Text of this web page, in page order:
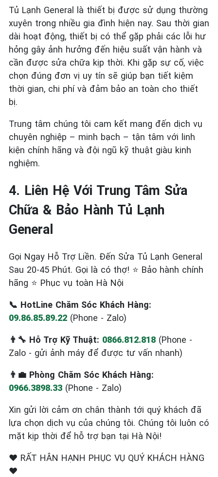
Tủ Lạnh General là thiết bị được sử dụng thường
xuyên trong nhiều gia đình hiện nay. Sau thời gian
dài hoạt động, thiết bị có thể gặp phải các lỗi hư
hỏng gây ảnh hưởng đến hiệu suất vận hành và
cần được sửa chữa kịp thời. Khi gặp sự cố, việc
chọn đúng đơn vị uy tín sẽ giúp bạn tiết kiệm
thời gian, chi phí và đảm bảo an toàn cho thiết
bị.
Trung tâm chúng tôi cam kết mang đến dịch vụ
chuyên nghiệp – minh bạch – tận tâm với linh
kiện chính hãng và đội ngũ kỹ thuật giàu kinh
nghiệm.
4. Liên Hệ Với Trung Tâm Sửa
Chữa & Bảo Hành Tủ Lạnh
General
Gọi Ngay Hỗ Trợ Liền. Đến Sửa Tủ Lạnh General
Sau 20-45 Phút. Gọi là có thợ! ⭐ Bảo hành chính
hãng ⭐ Phục vụ toàn Hà Nội
📞 HotLine Chăm Sóc Khách Hàng:
09.86.85.89.22 (Phone - Zalo)
👨‍🔧 Hỗ Trợ Kỹ Thuật: 0866.812.818 (Phone -
Zalo - gửi ảnh máy để được tư vấn nhanh)
👨‍💼 Phòng Chăm Sóc Khách Hàng:
0966.3898.33 (Phone - Zalo)
Xin gửi lời cảm ơn chân thành tới quý khách đã
lựa chọn dịch vụ của chúng tôi. Chúng tôi luôn có
mặt kịp thời để hỗ trợ bạn tại Hà Nội!
❤️ RẤT HÂN HẠNH PHỤC VỤ QUÝ KHÁCH HÀNG
❤️